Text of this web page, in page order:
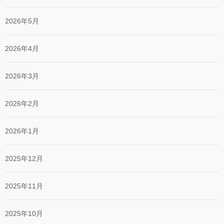
2026年5月
2026年4月
2026年3月
2026年2月
2026年1月
2025年12月
2025年11月
2025年10月